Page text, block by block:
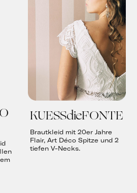
KUESSdieFONTE
Brautkleid mit 20er Jahre
Flair, Art Déco Spitze und 2
tiefen V-Necks.